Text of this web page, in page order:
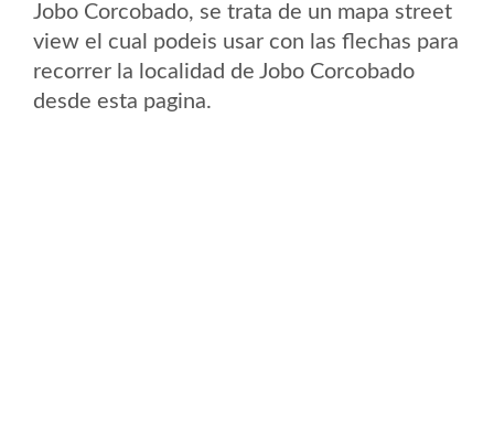
Jobo Corcobado, se trata de un mapa street
view el cual podeis usar con las flechas para
recorrer la localidad de Jobo Corcobado
desde esta pagina.